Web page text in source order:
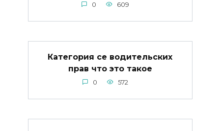
0 609
Категория се водительских
прав что это такое
0 572